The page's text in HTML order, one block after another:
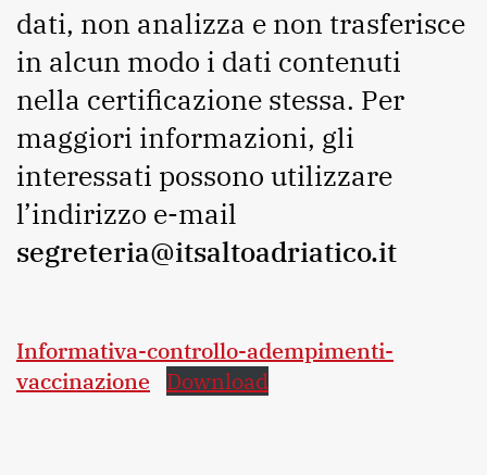
dati, non analizza e non trasferisce
in alcun modo i dati contenuti
nella certificazione stessa. Per
maggiori informazioni, gli
interessati possono utilizzare
l’indirizzo e-mail
segreteria@itsaltoadriatico.it
Informativa-controllo-adempimenti-
vaccinazione Download